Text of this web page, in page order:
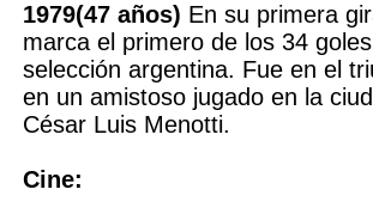
1979(47 años) En su primera
marca el primero de los 34
selección argentina. Fue en el
en un amistoso jugado en la
César Luis Menotti.
Cine: